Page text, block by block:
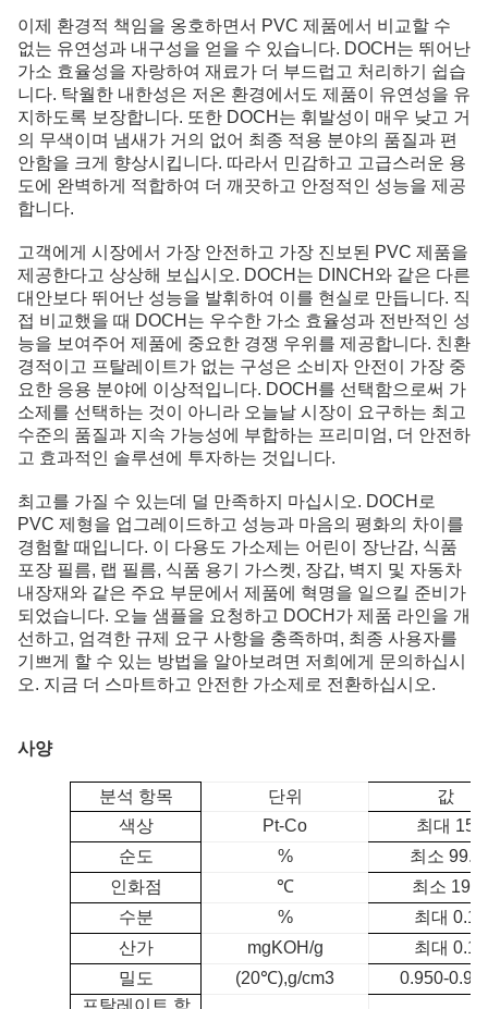
이제 환경적 책임을 옹호하면서 PVC 제품에서 비교할 수
없는 유연성과 내구성을 얻을 수 있습니다. DOCH는 뛰어난
가소 효율성을 자랑하여 재료가 더 부드럽고 처리하기 쉽습
니다. 탁월한 내한성은 저온 환경에서도 제품이 유연성을 유
지하도록 보장합니다. 또한 DOCH는 휘발성이 매우 낮고 거
의 무색이며 냄새가 거의 없어 최종 적용 분야의 품질과 편
안함을 크게 향상시킵니다. 따라서 민감하고 고급스러운 용
도에 완벽하게 적합하여 더 깨끗하고 안정적인 성능을 제공
합니다.
고객에게 시장에서 가장 안전하고 가장 진보된 PVC 제품을
제공한다고 상상해 보십시오. DOCH는 DINCH와 같은 다른
대안보다 뛰어난 성능을 발휘하여 이를 현실로 만듭니다. 직
접 비교했을 때 DOCH는 우수한 가소 효율성과 전반적인 성
능을 보여주어 제품에 중요한 경쟁 우위를 제공합니다. 친환
경적이고 프탈레이트가 없는 구성은 소비자 안전이 가장 중
요한 응용 분야에 이상적입니다. DOCH를 선택함으로써 가
소제를 선택하는 것이 아니라 오늘날 시장이 요구하는 최고
수준의 품질과 지속 가능성에 부합하는 프리미엄, 더 안전하
고 효과적인 솔루션에 투자하는 것입니다.
최고를 가질 수 있는데 덜 만족하지 마십시오. DOCH로
PVC 제형을 업그레이드하고 성능과 마음의 평화의 차이를
경험할 때입니다. 이 다용도 가소제는 어린이 장난감, 식품
포장 필름, 랩 필름, 식품 용기 가스켓, 장갑, 벽지 및 자동차
내장재와 같은 주요 부문에서 제품에 혁명을 일으킬 준비가
되었습니다. 오늘 샘플을 요청하고 DOCH가 제품 라인을 개
선하고, 엄격한 규제 요구 사항을 충족하며, 최종 사용자를
기쁘게 할 수 있는 방법을 알아보려면 저희에게 문의하십시
오. 지금 더 스마트하고 안전한 가소제로 전환하십시오.
사양
분석 항목 단위
값
색상
Pt-Co
최대 15
순도
%
최소 99.5
인화점
℃
최소 190
수분
%
최대 0.1
산가
mgKOH/g
최대 0.1
밀도
(20℃),g/cm3
0.950-
프탈레이트 함